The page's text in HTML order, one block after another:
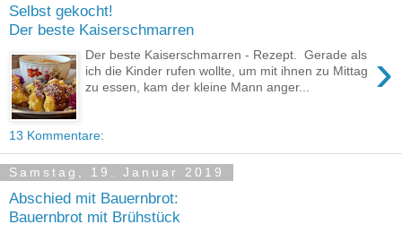
Selbst gekocht!
Der beste Kaiserschmarren
›
Der beste Kaiserschmarren - Rezept. Gerade als
ich die Kinder rufen wollte, um mit ihnen zu Mittag
zu essen, kam der kleine Mann anger...
13 Kommentare:
Samstag, 19. Januar 2019
Abschied mit Bauernbrot:
Bauernbrot mit Brühstück